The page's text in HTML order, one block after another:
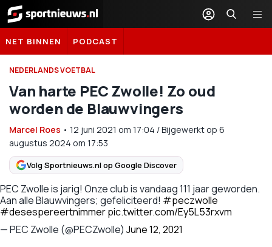
Sportnieuws.nl
NET BINNEN PODCAST
NEDERLANDS VOETBAL
Van harte PEC Zwolle! Zo oud
worden de Blauwvingers
Marcel Roes • 12 juni 2021 om 17:04 /Bijgewerkt op 6
augustus 2024 om 17:53
Volg Sportnieuws.nl op Google Discover
PEC Zwolle is jarig! Onze club is vandaag 111 jaar geworden.
Aan alle Blauwvingers; gefeliciteerd! #peczwolle
#desespereertnimmerpic.twitter.com/Ey5L53rxvm
— PEC Zwolle (@PECZwolle) June 12, 2021